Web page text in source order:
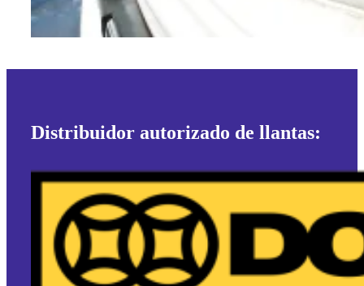
Distribuidor autorizado de llantas: